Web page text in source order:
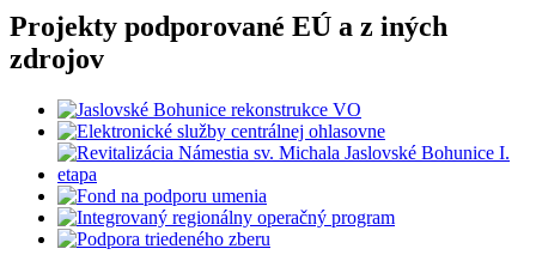
Projekty podporované EÚ a z iných
zdrojov